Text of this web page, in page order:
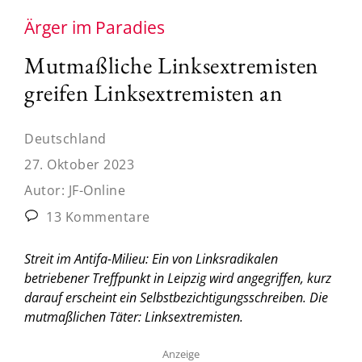
Ärger im Paradies
Mutmaßliche Linksextremisten
greifen Linksextremisten an
Deutschland
27. Oktober 2023
Autor: JF-Online
13 Kommentare
Streit im Antifa-Milieu: Ein von Linksradikalen
betriebener Treffpunkt in Leipzig wird angegriffen, kurz
darauf erscheint ein Selbstbezichtigungsschreiben. Die
mutmaßlichen Täter: Linksextremisten.
Anzeige